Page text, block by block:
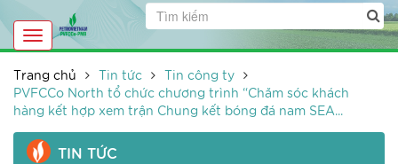
Toggle
navigation
Trang chủ
Tin tức
Tin công ty
PVFCCo North tổ chức chương trình “Chăm sóc khách
hàng kết hợp xem trận Chung kết bóng đá nam SEA...
TIN TỨC